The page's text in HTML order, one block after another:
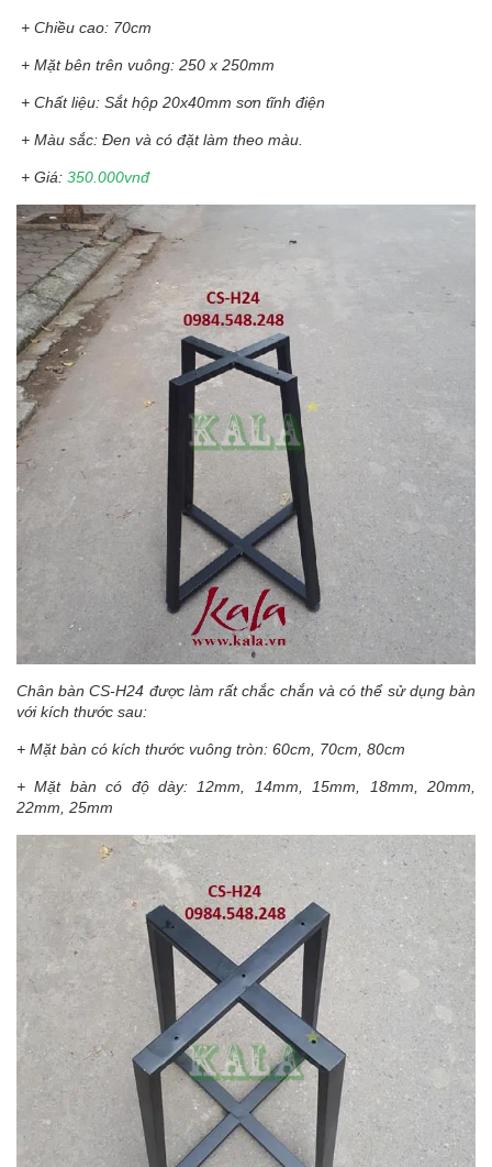
+ Chiều cao: 70cm
+ Mặt bên trên vuông: 250 x 250mm
+ Chất liệu: Sắt hộp 20x40mm sơn tĩnh điện
+ Màu sắc: Đen và có đặt làm theo màu.
+ Giá: 350.000vnđ
Chân bàn CS-H24 được làm rất chắc chắn và có thể sử dụng bàn
với kích thước sau:
+ Mặt bàn có kích thước vuông tròn: 60cm, 70cm, 80cm
+ Mặt bàn có độ dày: 12mm, 14mm, 15mm, 18mm, 20mm,
22mm, 25mm